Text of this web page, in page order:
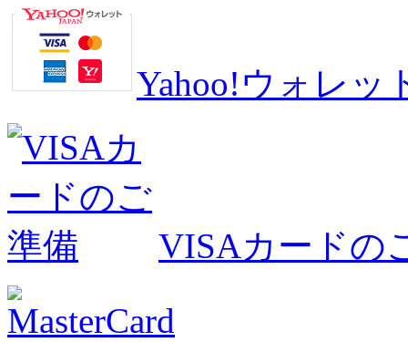
Yahoo!ウォレッ
VISAカードの